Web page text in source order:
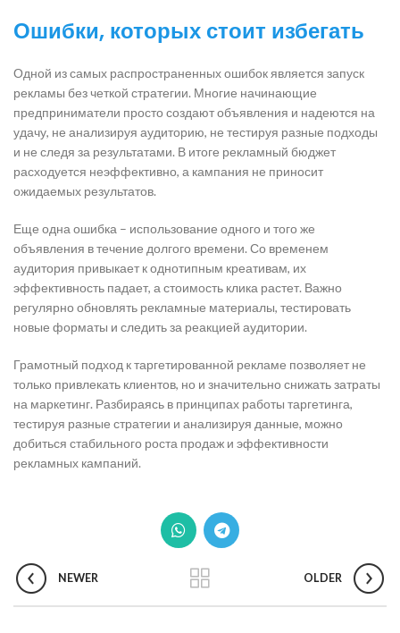
Ошибки, которых стоит избегать
Одной из самых распространенных ошибок является запуск
рекламы без четкой стратегии. Многие начинающие
предприниматели просто создают объявления и надеются на
удачу, не анализируя аудиторию, не тестируя разные подходы
и не следя за результатами. В итоге рекламный бюджет
расходуется неэффективно, а кампания не приносит
ожидаемых результатов.
Еще одна ошибка – использование одного и того же
объявления в течение долгого времени. Со временем
аудитория привыкает к однотипным креативам, их
эффективность падает, а стоимость клика растет. Важно
регулярно обновлять рекламные материалы, тестировать
новые форматы и следить за реакцией аудитории.
Грамотный подход к таргетированной рекламе позволяет не
только привлекать клиентов, но и значительно снижать затраты
на маркетинг. Разбираясь в принципах работы таргетинга,
тестируя разные стратегии и анализируя данные, можно
добиться стабильного роста продаж и эффективности
рекламных кампаний.
NEWER OLDER